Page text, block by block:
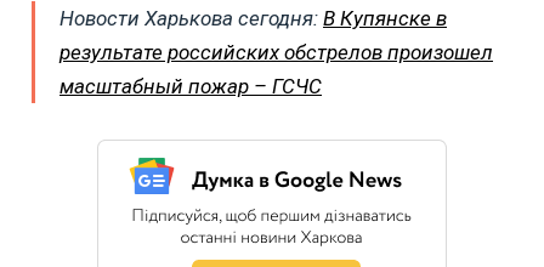
Новости Харькова сегодня: В Купянске в
результате российских обстрелов произошел
масштабный пожар – ГСЧС